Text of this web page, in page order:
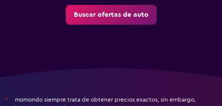
Buscar ofertas de auto
*
momondo siempre trata de obtener precios exactos, sin embargo,